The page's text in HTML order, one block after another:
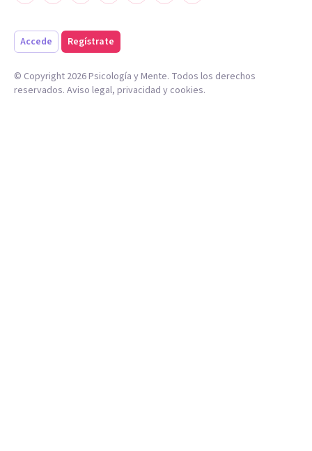
Accede Regístrate
© Copyright 2026Psicología y Mente. Todos los derechos
reservados. Aviso legal, privacidad y cookies.